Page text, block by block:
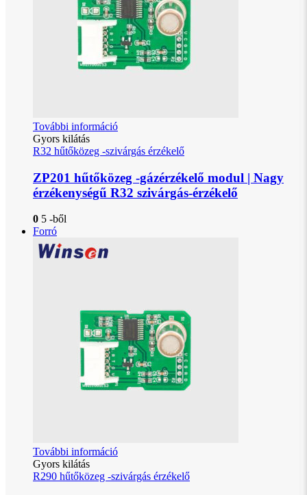
További információ
Gyors kilátás
R32 hűtőközeg -szivárgás érzékelő
ZP201 hűtőközeg -gázérzékelő modul | Nagy
érzékenységű R32 szivárgás-érzékelő
0 5 -ből
Forró
További információ
Gyors kilátás
R290 hűtőközeg -szivárgás érzékelő